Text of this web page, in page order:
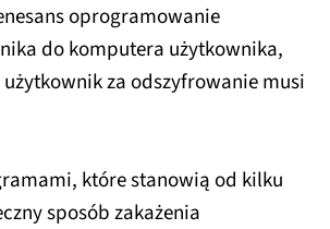
oprogramowanie
do komputera użytkownika,
za odszyfrowanie musi
które stanowią od kilku
sposób zakażenia